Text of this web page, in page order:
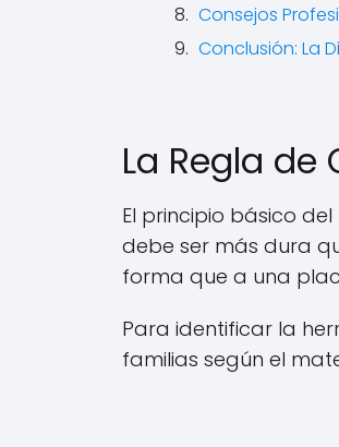
Consejos
Conclusión: La
La Regla de
El principio básico
debe ser más dura
forma que a una
Para identificar la
familias según el